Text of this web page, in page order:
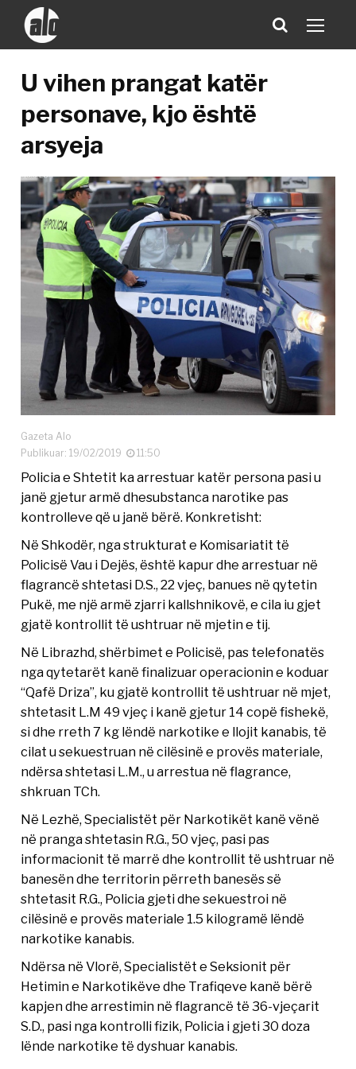
U vihen prangat katër
personave, kjo është
arsyeja
Gazeta Alo
Publikuar: 19/02/2019
11:50
Policia e Shtetit ka arrestuar katër persona pasi u
janë gjetur armë dhesubstanca narotike pas
kontrolleve që u janë bërë. Konkretisht:
Në Shkodër, nga strukturat e Komisariatit të
Policisë Vau i Dejës, është kapur dhe arrestuar në
flagrancë shtetasi D.S., 22 vjeç, banues në qytetin
Pukë, me një armë zjarri kallshnikovë, e cila iu gjet
gjatë kontrollit të ushtruar në mjetin e tij.
Në Librazhd, shërbimet e Policisë, pas telefonatës
nga qytetarët kanë finalizuar operacionin e koduar
“Qafë Driza”, ku gjatë kontrollit të ushtruar në mjet,
shtetasit L.M 49 vjeç i kanë gjetur 14 copë fishekë,
si dhe rreth 7 kg lëndë narkotike e llojit kanabis, të
cilat u sekuestruan në cilësinë e provës materiale,
ndërsa shtetasi L.M., u arrestua në flagrance,
shkruan TCh.
Në Lezhë, Specialistët për Narkotikët kanë vënë
në pranga shtetasin R.G., 50 vjeç, pasi pas
informacionit të marrë dhe kontrollit të ushtruar në
banesën dhe territorin përreth banesës së
shtetasit R.G., Policia gjeti dhe sekuestroi në
cilësinë e provës materiale 1.5 kilogramë lëndë
narkotike kanabis.
Ndërsa në Vlorë, Specialistët e Seksionit për
Hetimin e Narkotikëve dhe Trafiqeve kanë bërë
kapjen dhe arrestimin në flagrancë të 36-vjeçarit
S.D., pasi nga kontrolli fizik, Policia i gjeti 30 doza
lënde narkotike të dyshuar kanabis.